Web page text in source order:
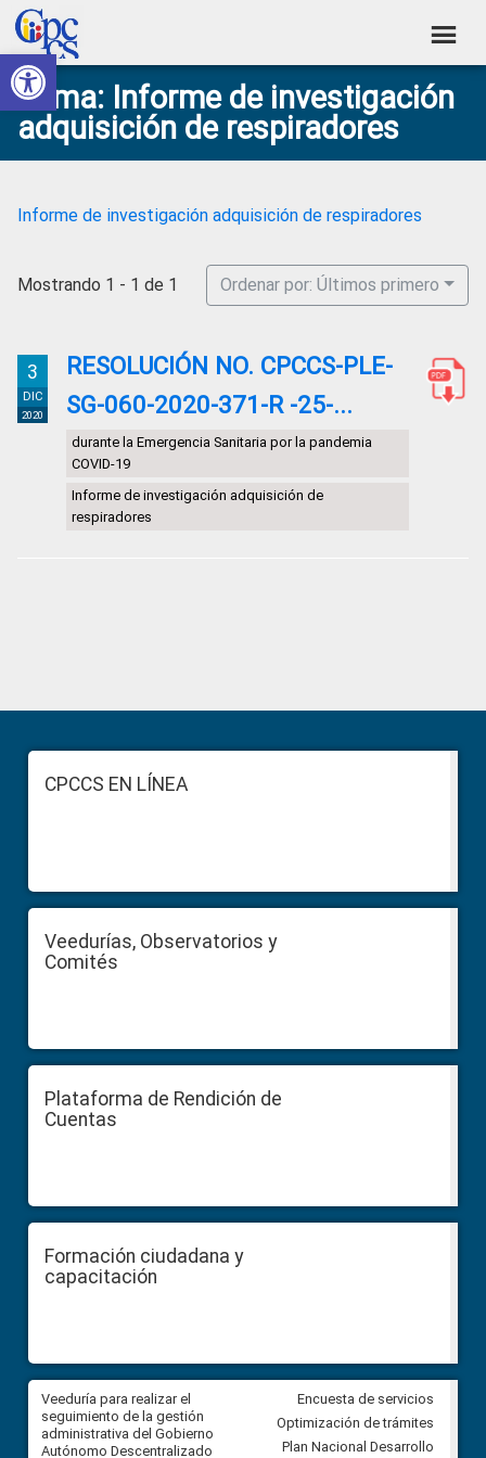
Abrir barra de herramientas
Skip
to
primary
navigation
Skip
to
main
content
Skip
to
primary
sidebar
Skip
to
footer
Consejo
de
Participación
Social
Construyendo
Poder
Ciudadano
Tema: Informe de investigación
adquisición de respiradores
Informe de investigación adquisición de respiradores
Mostrando 1 - 1 de 1 Ordenar por: Últimos primero
3
DIC
2020
RESOLUCIÓN NO. CPCCS-PLE-
SG-060-2020-371-R -25-...
durante la Emergencia Sanitaria por la pandemia
COVID-19
Informe de investigación adquisición de
respiradores
Sidebar
FooterCPCCS EN LÍNEA
Veedurías, Observatorios y
Comités
Plataforma de Rendición de
Cuentas
Formación ciudadana y
capacitación
Veeduría para realizar el
seguimiento de la gestión
administrativa del Gobierno
Autónomo Descentralizado
Veeduría para vigilar los
derivados de la Audiencia
comunidad Urbina, parroquia
Encuesta de servicios
Optimización de trámites
Plan Nacional Desarrollo